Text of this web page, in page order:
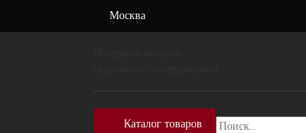
Москва
Каталог товаров